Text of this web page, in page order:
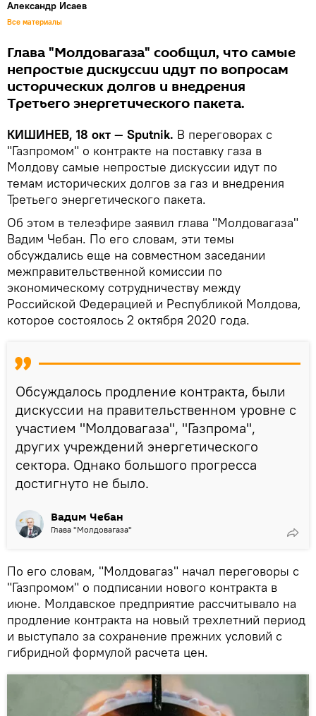
Александр Исаев
Все материалы
Глава "Молдовагаза" сообщил, что самые
непростые дискуссии идут по вопросам
исторических долгов и внедрения
Третьего энергетического пакета.
КИШИНЕВ, 18 окт — Sputnik. В переговорах с
"Газпромом" о контракте на поставку газа в
Молдову самые непростые дискуссии идут по
темам исторических долгов за газ и внедрения
Третьего энергетического пакета.
Об этом в телеэфире заявил глава "Молдовагаза"
Вадим Чебан. По его словам, эти темы
обсуждались еще на совместном заседании
межправительственной комиссии по
экономическому сотрудничеству между
Российской Федерацией и Республикой Молдова,
которое состоялось 2 октября 2020 года.
Обсуждалось продление контракта, были
дискуссии на правительственном уровне с
участием "Молдовагаза", "Газпрома",
других учреждений энергетического
сектора. Однако большого прогресса
достигнуто не было.
Вадим Чебан
Глава "Молдовагаза"
По его словам, "Молдовагаз" начал переговоры с
"Газпромом" о подписании нового контракта в
июне. Молдавское предприятие рассчитывало на
продление контракта на новый трехлетний период
и выступало за сохранение прежних условий с
гибридной формулой расчета цен.